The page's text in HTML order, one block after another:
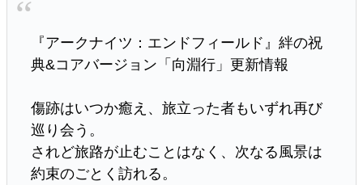
『アークナイツ：エンドフィールド』絆の祝
典&コアバージョン「向淵行」更新情報
傷跡はいつか癒え、旅立った者もいずれ再び
巡り会う。
されど旅路が止むことはなく、次なる風景は
約束のごとく訪れる。